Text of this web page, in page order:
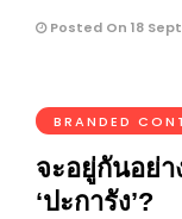
Posted On 18
BRANDED
จะอยู่กันอย่
‘ปะการัง’?